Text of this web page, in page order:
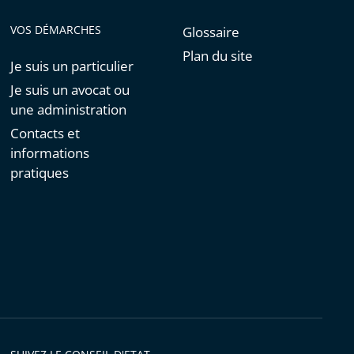
VOS DÉMARCHES
Je suis un particulier
Je suis un avocat ou
une administration
Contacts et
informations
pratiques
Glossaire
Plan du site